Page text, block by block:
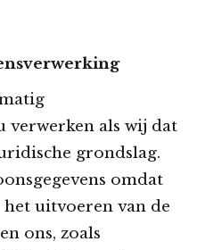
verwerken als wij dat
grondslag.
omdat
uitvoeren van de
ons, zoals